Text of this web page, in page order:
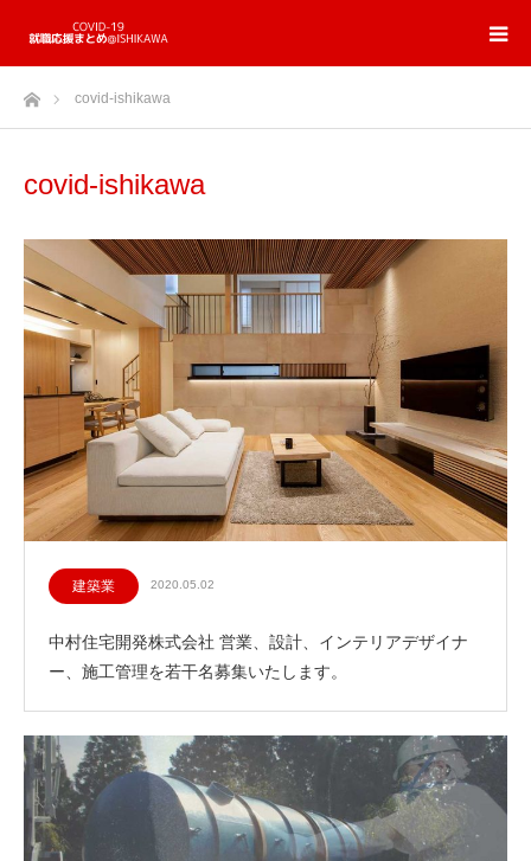
ホームcovid-ishikawa
covid-ishikawa
建築業 2020.05.02
中村住宅開発株式会社 営業、設計、インテリアデザイナ
ー、施工管理を若干名募集いたします。